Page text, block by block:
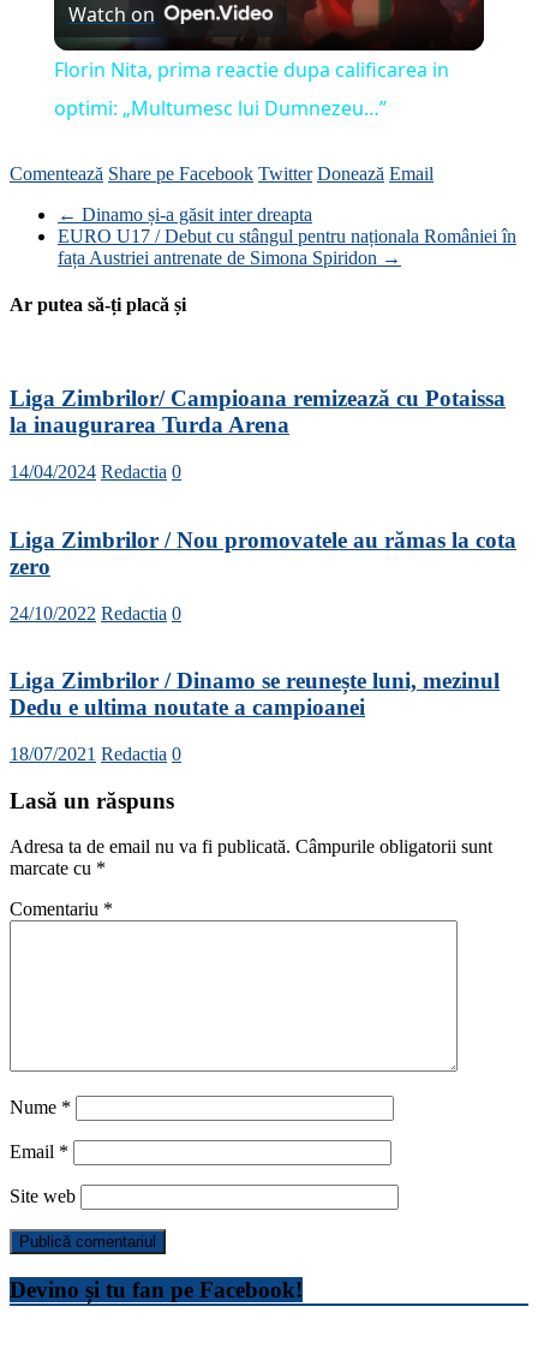
Video
Watch on
Florin Nita, prima reactie dupa calificarea in
optimi: „Multumesc lui Dumnezeu…”
Comentează Share pe Facebook Twitter Donează Email
← Dinamo și-a găsit inter dreapta
EURO U17 / Debut cu stângul pentru naționala României în
fața Austriei antrenate de Simona Spiridon →
Ar putea să-ți placă și
Liga Zimbrilor/ Campioana remizează cu Potaissa
la inaugurarea Turda Arena
14/04/2024 Redactia 0
Liga Zimbrilor / Nou promovatele au rămas la cota
zero
24/10/2022 Redactia 0
Liga Zimbrilor / Dinamo se reunește luni, mezinul
Dedu e ultima noutate a campioanei
18/07/2021 Redactia 0
Lasă un răspuns
Adresa ta de email nu va fi publicată. Câmpurile obligatorii sunt
marcate cu *
Comentariu *
Nume *
Email *
Site web
Devino și tu fan pe Facebook!